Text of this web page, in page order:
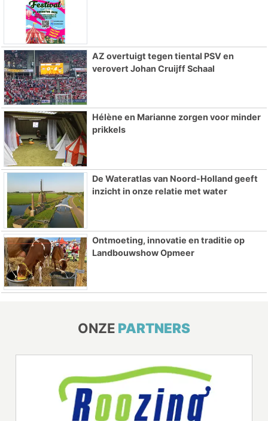
AZ overtuigt tegen tiental PSV en
verovert Johan Cruijff Schaal
Hélène en Marianne zorgen voor minder
prikkels
De Wateratlas van Noord-Holland geeft
inzicht in onze relatie met water
Ontmoeting, innovatie en traditie op
Landbouwshow Opmeer
ONZE PARTNERS